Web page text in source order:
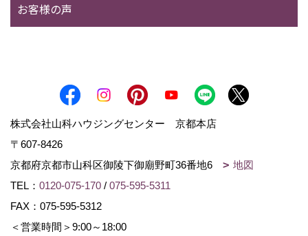
お客様の声
株式会社山科ハウジングセンター 京都本店
〒607-8426
京都府京都市山科区御陵下御廟野町36番地6
地図
TEL： 0120-075-170 / 075-595-5311
FAX：075-595-5312
＜営業時間＞9:00～18:00